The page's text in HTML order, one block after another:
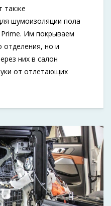
также
шумоизоляции пола
Prime. Им покрываем
отделения, но и
них в салон
от отлетающих